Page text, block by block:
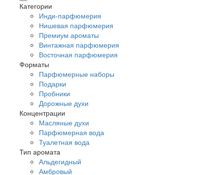
Категории
Инди-парфюмерия
Нишевая парфюмерия
Премиум ароматы
Винтажная парфюмерия
Восточная парфюмерия
Форматы
Парфюмерные наборы
Подарки
Пробники
Дорожные духи
Концентрации
Масляные духи
Парфюмерная вода
Туалетная вода
Тип аромата
Альдегидный
Амбровый